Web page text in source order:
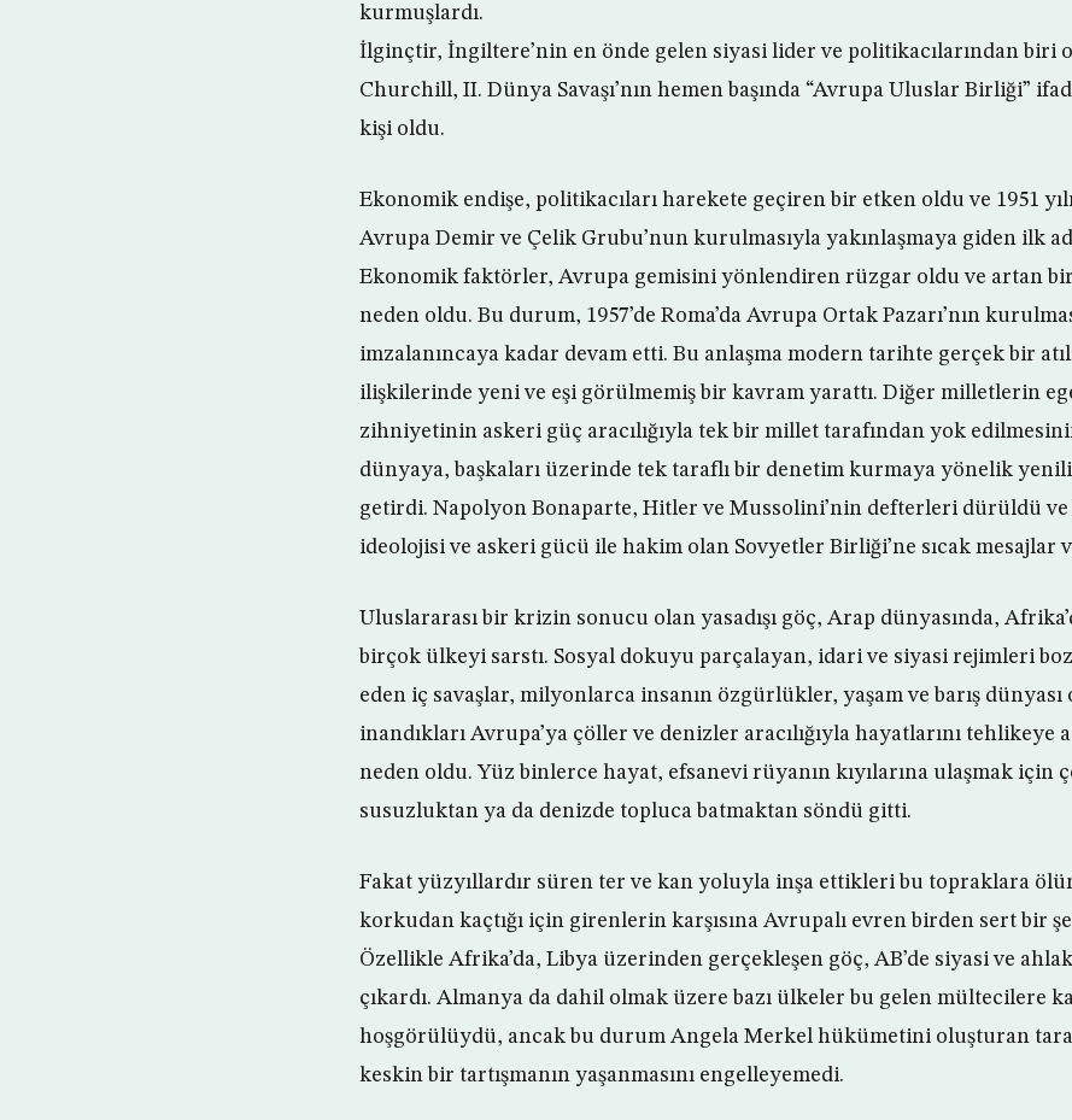
kurmuşlardı.
İlginçtir, İngiltere’nin en önde gelen siyasi lider ve politikacılarından biri
Churchill, II. Dünya Savaşı’nın hemen başında “Avrupa Uluslar Birliği”
kişi oldu.
Ekonomik endişe, politikacıları harekete geçiren bir etken oldu ve 1951
Avrupa Demir ve Çelik Grubu’nun kurulmasıyla yakınlaşmaya giden ilk
Ekonomik faktörler, Avrupa gemisini yönlendiren rüzgar oldu ve artan bir
neden oldu. Bu durum, 1957’de Roma’da Avrupa Ortak Pazarı’nın
imzalanıncaya kadar devam etti. Bu anlaşma modern tarihte gerçek bir
ilişkilerinde yeni ve eşi görülmemiş bir kavram yarattı. Diğer milletlerin
zihniyetinin askeri güç aracılığıyla tek bir millet tarafından yok
dünyaya, başkaları üzerinde tek taraflı bir denetim kurmaya yönelik
getirdi. Napolyon Bonaparte, Hitler ve Mussolini’nin defterleri dürüldü ve
ideolojisi ve askeri gücü ile hakim olan Sovyetler Birliği’ne sıcak mesajlar
Uluslararası bir krizin sonucu olan yasadışı göç, Arap dünyasında,
birçok ülkeyi sarstı. Sosyal dokuyu parçalayan, idari ve siyasi rejimleri
eden iç savaşlar, milyonlarca insanın özgürlükler, yaşam ve barış dünyası
inandıkları Avrupa’ya çöller ve denizler aracılığıyla hayatlarını tehlikeye
neden oldu. Yüz binlerce hayat, efsanevi rüyanın kıyılarına ulaşmak için
susuzluktan ya da denizde topluca batmaktan söndü gitti.
Fakat yüzyıllardır süren ter ve kan yoluyla inşa ettikleri bu topraklara
korkudan kaçtığı için girenlerin karşısına Avrupalı evren birden sert bir
Özellikle Afrika’da, Libya üzerinden gerçekleşen göç, AB’de siyasi ve
çıkardı. Almanya da dahil olmak üzere bazı ülkeler bu gelen mültecilere
hoşgörülüydü, ancak bu durum Angela Merkel hükümetini oluşturan
keskin bir tartışmanın yaşanmasını engelleyemedi.